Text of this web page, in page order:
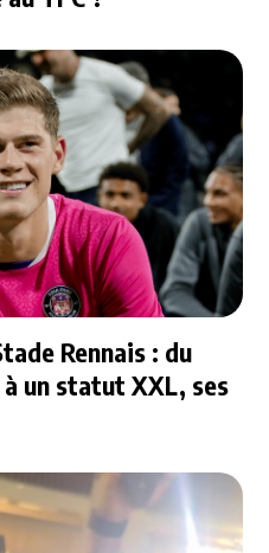
Rennais : du
un statut XXL, ses